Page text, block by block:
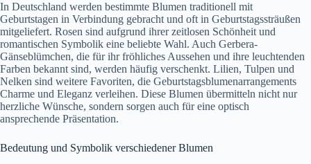
In Deutschland werden bestimmte Blumen traditionell mit
Geburtstagen in Verbindung gebracht und oft in Geburtstagssträußen
mitgeliefert. Rosen sind aufgrund ihrer zeitlosen Schönheit und
romantischen Symbolik eine beliebte Wahl. Auch Gerbera-
Gänseblümchen, die für ihr fröhliches Aussehen und ihre leuchtenden
Farben bekannt sind, werden häufig verschenkt. Lilien, Tulpen und
Nelken sind weitere Favoriten, die Geburtstagsblumenarrangements
Charme und Eleganz verleihen. Diese Blumen übermitteln nicht nur
herzliche Wünsche, sondern sorgen auch für eine optisch
ansprechende Präsentation.
Bedeutung und Symbolik verschiedener Blumen